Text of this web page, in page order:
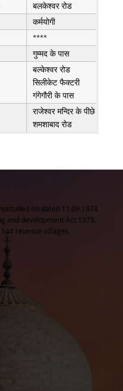
बलकेश्वर रोड
कर्मयोगी
****
गुम्मद के पास
बल्केश्वर रोड
सिलीकेट फैक्टरी
गंगेगौरी के पास
राजेश्वर मन्दिर के पीछे
शमशाबाद रोड
on dated 11.09.1974
and development Act 1973.
revenue villages.